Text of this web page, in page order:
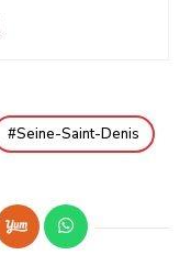
Seine-Saint-Denis